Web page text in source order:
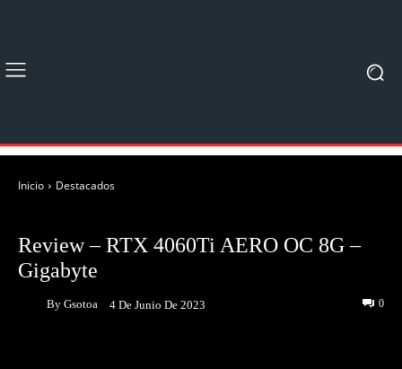
Inicio Destacados
Review – RTX 4060Ti AERO OC 8G –
Gigabyte
By Gsotoa 4 De Junio De 2023 0